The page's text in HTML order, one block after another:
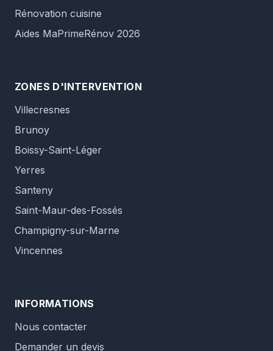
Rénovation cuisine
Aides MaPrimeRénov 2026
ZONES D'INTERVENTION
Villecresnes
Brunoy
Boissy-Saint-Léger
Yerres
Santeny
Saint-Maur-des-Fossés
Champigny-sur-Marne
Vincennes
INFORMATIONS
Nous contacter
Demander un devis